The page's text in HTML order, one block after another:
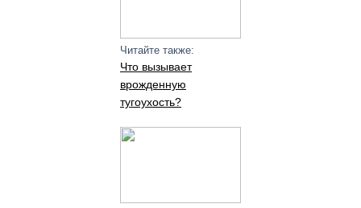
Читайте также:
Что вызывает
врожденную
тугоухость?